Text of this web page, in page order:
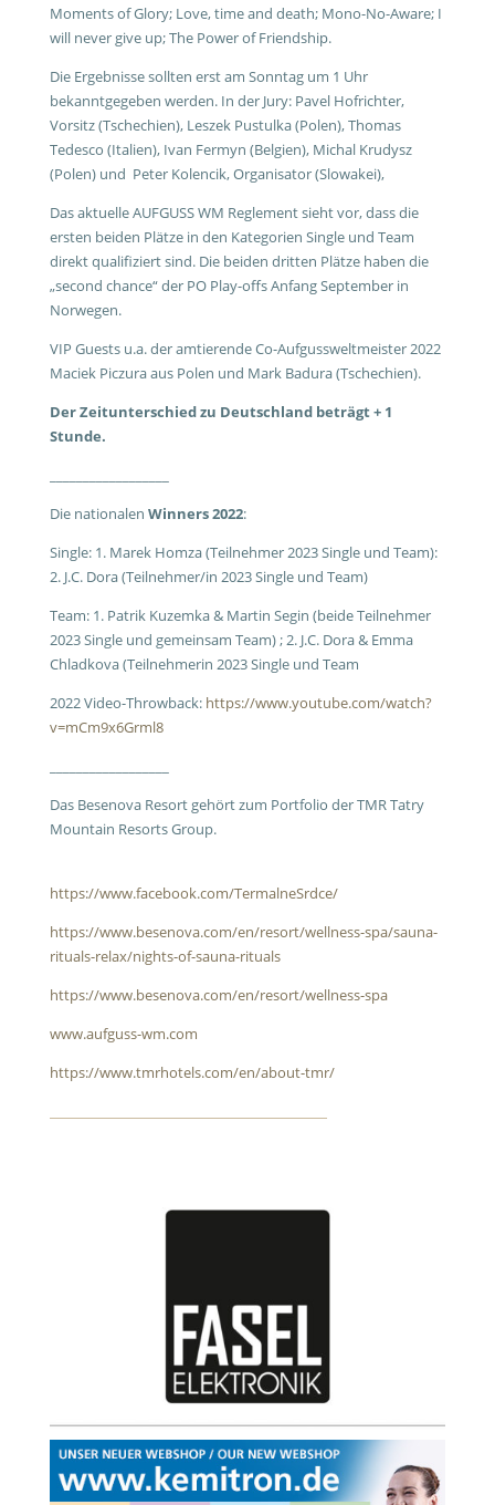
Moments of Glory; Love, time and death; Mono-No-Aware; I
will never give up; The Power of Friendship.
Die Ergebnisse sollten erst am Sonntag um 1 Uhr
bekanntgegeben werden. In der Jury: Pavel Hofrichter,
Vorsitz (Tschechien), Leszek Pustulka (Polen), Thomas
Tedesco (Italien), Ivan Fermyn (Belgien), Michal Krudysz
(Polen) und Peter Kolencik, Organisator (Slowakei),
Das aktuelle AUFGUSS WM Reglement sieht vor, dass die
ersten beiden Plätze in den Kategorien Single und Team
direkt qualifiziert sind. Die beiden dritten Plätze haben die
„second chance“ der PO Play-offs Anfang September in
Norwegen.
VIP Guests u.a. der amtierende Co-Aufgussweltmeister 2022
Maciek Piczura aus Polen und Mark Badura (Tschechien).
Der Zeitunterschied zu Deutschland beträgt + 1
Stunde.
Die nationalen Winners 2022:
Single: 1. Marek Homza (Teilnehmer 2023 Single und Team):
2. J.C. Dora (Teilnehmer/in 2023 Single und Team)
Team: 1. Patrik Kuzemka & Martin Segin (beide Teilnehmer
2023 Single und gemeinsam Team) ; 2. J.C. Dora & Emma
Chladkova (Teilnehmerin 2023 Single und Team
2022 Video-Throwback: https://www.youtube.com/watch?
v=mCm9x6Grml8
Das Besenova Resort gehört zum Portfolio der TMR Tatry
Mountain Resorts Group.
https://www.facebook.com/TermalneSrdce/
https://www.besenova.com/en/resort/wellness-spa/sauna-
rituals-relax/nights-of-sauna-rituals
https://www.besenova.com/en/resort/wellness-spa
www.aufguss-wm.com
https://www.tmrhotels.com/en/about-tmr/